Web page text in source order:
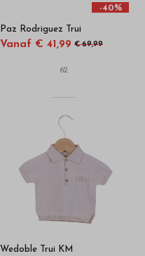
-40%
Paz Rodriguez Trui
Vanaf € 41,99 € 69,99
62
Wedoble Trui KM